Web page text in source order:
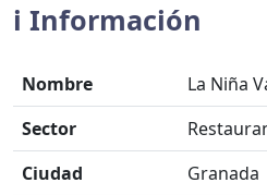
ℹ️ Información
Nombre
La Niña
Sector
Ciudad
Granada